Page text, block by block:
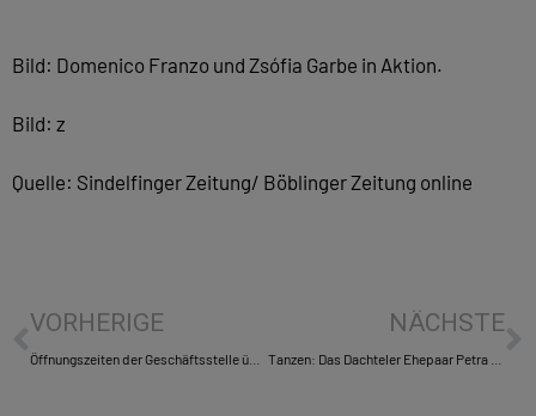
Bild: Domenico Franzo und Zsófia Garbe in Aktion.
Bild: z
Quelle: Sindelfinger Zeitung/ Böblinger Zeitung online
VORHERIGE NÄCHSTE